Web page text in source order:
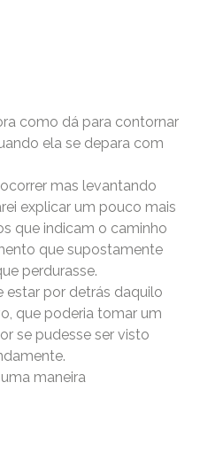
como dá para contornar
ela se depara com
mas levantando
explicar um pouco mais
que indicam o caminho
que supostamente
perdurasse.
por detrás daquilo
que poderia tomar um
se pudesse ser visto
maneira